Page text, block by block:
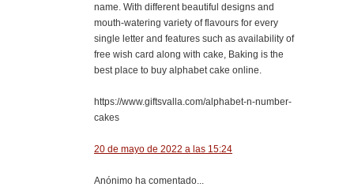
name. With different beautiful designs and
mouth-watering variety of flavours for every
single letter and features such as availability of
free wish card along with cake, Baking is the
best place to buy alphabet cake online.
https://www.giftsvalla.com/alphabet-n-number-
cakes
20 de mayo de 2022 a las 15:24
Anónimo ha comentado...